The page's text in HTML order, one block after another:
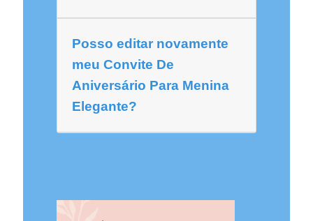
Posso editar novamente
meu Convite De
Aniversário Para Menina
Elegante?